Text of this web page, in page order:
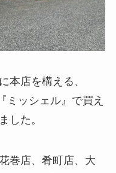
本店を構える、
ミッシェル』で買え
した。
巻店、肴町店、大